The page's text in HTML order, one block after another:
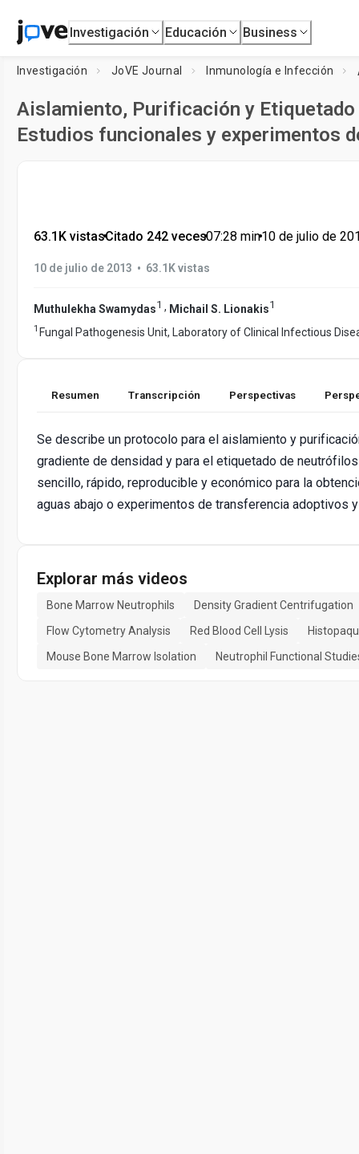
Investigación Educación Business
Investigación JoVE Journal Inmunología e Infección
Aislamiento, Purificación y
Estudios funcionales y experimentos
63.1K vistas•Citado 242 veces•07:28 min•10 de julio de
10 de julio de 2013 • 63.1K vistas
Muthulekha Swamydas1 , Michail S. Lionakis1
1 Fungal Pathogenesis Unit, Laboratory of Clinical Infectious
Resumen Transcripción Perspectivas
Se describe un protocolo para el aislamiento y
gradiente de densidad y para el etiquetado de
sencillo, rápido, reproducible y económico para la
aguas abajo o experimentos de transferencia adoptivos
Explorar más videos
Bone Marrow Neutrophils
Density Gradient Centrifugation
Flow Cytometry Analysis
Red Blood Cell Lysis
Mouse Bone Marrow Isolation
Neutrophil Functional